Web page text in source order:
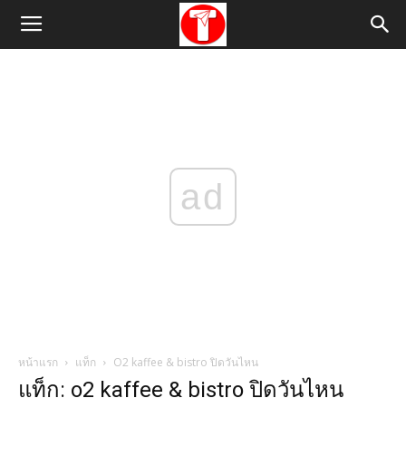
ad
หน้าแรก แท็ก O2 kaffee & bistro ปิดวันไหน
แท็ก: o2 kaffee & bistro ปิดวันไหน